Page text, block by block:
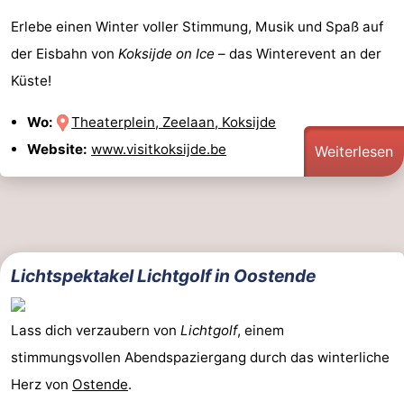
Erlebe einen Winter voller Stimmung, Musik und Spaß auf
der Eisbahn von Koksijde on Ice – das Winterevent an der
Küste!
Wo:
Theaterplein, Zeelaan, Koksijde
Website: www.visitkoksijde.be Weiterlesen
Lichtspektakel Lichtgolf in Oostende
Lass dich verzaubern von Lichtgolf, einem
stimmungsvollen Abendspaziergang durch das winterliche
Herz von Ostende.